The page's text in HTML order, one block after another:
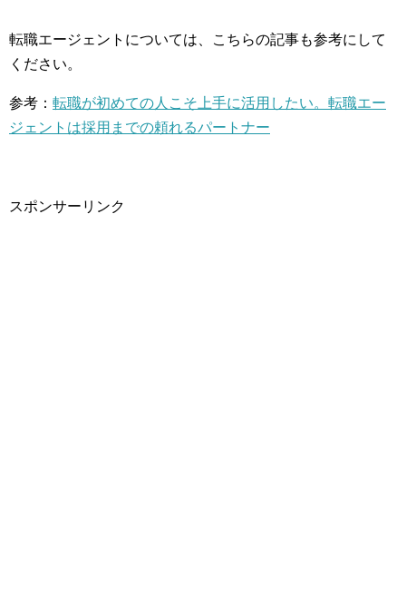
転職エージェントについては、こちらの記事も参考にして
ください。
参考： 転職が初めての人こそ上手に活用したい。転職エー
ジェントは採用までの頼れるパートナー
スポンサーリンク